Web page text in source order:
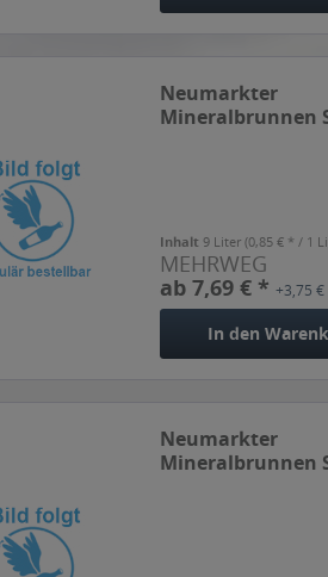
Neumarkter
Mineralbrunnen
Inhalt 9 Liter(0,85 € * / 1
MEHRWEG
ab 7,69 € *+3,75
In den
Neumarkter
Mineralbrunnen